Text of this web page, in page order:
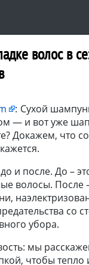
волос в
: Сухой
— и вот уже
Докажем, что
и после. До –
волосы. После
со
убора.
мы
чтобы тепло